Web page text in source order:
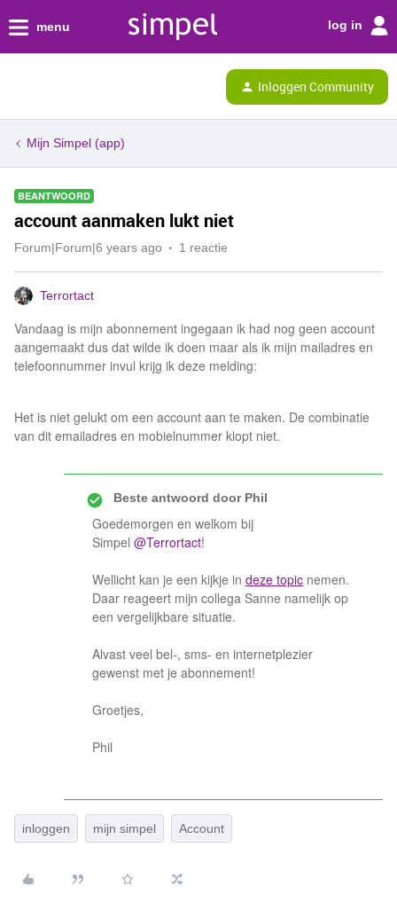
menu log in
Inloggen Community
Mijn Simpel (app)
BEANTWOORD
account aanmaken lukt niet
Forum|Forum|6 years ago 1 reactie
Terrortact
Vandaag is mijn abonnement ingegaan ik had nog geen account
aangemaakt dus dat wilde ik doen maar als ik mijn mailadres en
telefoonnummer invul krijg ik deze melding:
Het is niet gelukt om een account aan te maken. De combinatie
van dit emailadres en mobielnummer klopt niet.
Beste antwoord doorPhil
Goedemorgen en welkom bij
Simpel @Terrortact!
Wellicht kan je een kijkje in deze topic nemen.
Daar reageert mijn collega Sanne namelijk op
een vergelijkbare situatie.
Alvast veel bel-, sms- en internetplezier
gewenst met je abonnement!
Groetjes,
Phil
inloggen mijn simpel Account